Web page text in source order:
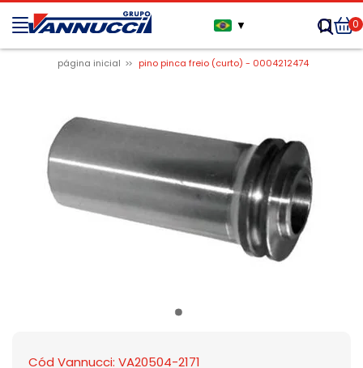
▼ 0
página inicial pino pinca freio (curto) - 0004212474
Cód Vannucci: VA20504-2171